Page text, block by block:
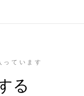
っています
る